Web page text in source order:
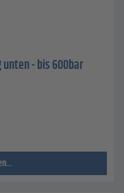
unten - bis 600bar